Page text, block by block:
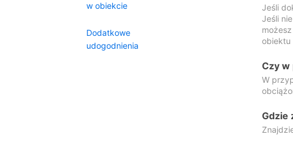
w obiekcie
Dodatkowe
udogodnienia
Jeśli
Jeśli
obiektu
Czy w
W
Gdzie